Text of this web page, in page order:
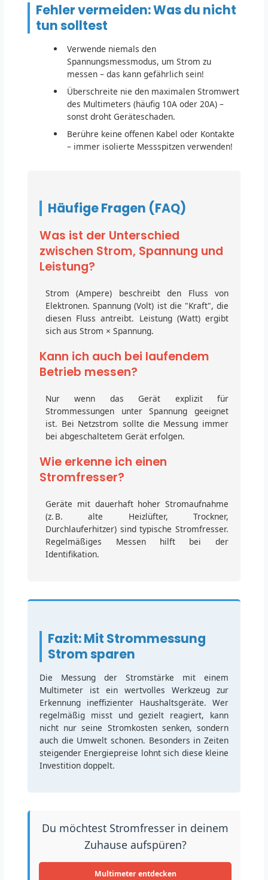
Fehler vermeiden: Was du nicht
tun solltest
Verwende niemals den
Spannungsmessmodus, um Strom zu
messen – das kann gefährlich sein!
Überschreite nie den maximalen Stromwert
des Multimeters (häufig 10A oder 20A) –
sonst droht Geräteschaden.
Berühre keine offenen Kabel oder Kontakte
– immer isolierte Messspitzen verwenden!
Häufige Fragen (FAQ)
Was ist der Unterschied
zwischen Strom, Spannung und
Leistung?
Strom (Ampere) beschreibt den Fluss von
Elektronen. Spannung (Volt) ist die "Kraft", die
diesen Fluss antreibt. Leistung (Watt) ergibt
sich aus Strom × Spannung.
Kann ich auch bei laufendem
Betrieb messen?
Nur wenn das Gerät explizit für
Strommessungen unter Spannung geeignet
ist. Bei Netzstrom sollte die Messung immer
bei abgeschaltetem Gerät erfolgen.
Wie erkenne ich einen
Stromfresser?
Geräte mit dauerhaft hoher Stromaufnahme
(z. B. alte Heizlüfter, Trockner,
Durchlauferhitzer) sind typische Stromfresser.
Regelmäßiges Messen hilft bei der
Identifikation.
Fazit: Mit Strommessung
Strom sparen
Die Messung der Stromstärke mit einem
Multimeter ist ein wertvolles Werkzeug zur
Erkennung ineffizienter Haushaltsgeräte. Wer
regelmäßig misst und gezielt reagiert, kann
nicht nur seine Stromkosten senken, sondern
auch die Umwelt schonen. Besonders in Zeiten
steigender Energiepreise lohnt sich diese kleine
Investition doppelt.
Du möchtest Stromfresser in deinem
Zuhause aufspüren?
Multimeter entdecken